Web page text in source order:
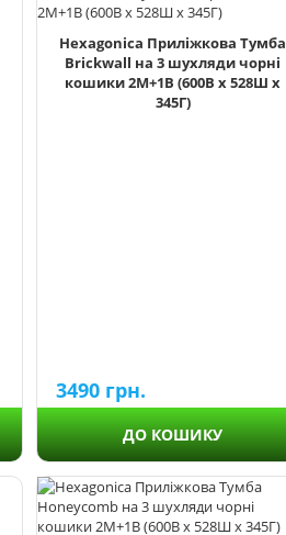
Hexagonica Приліжкова Тумба
Brickwall на 3 шухляди чорні
кошики 2М+1В (600В х 528Ш х
345Г)
3490 грн.
ДО КОШИКУ